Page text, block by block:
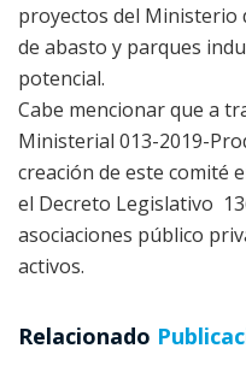
proyectos del Ministerio
de abasto y parques
potencial.
Cabe mencionar que a
Ministerial 013-2019-
creación de este comité
el Decreto Legislativo
asociaciones público
activos.
Relacionado